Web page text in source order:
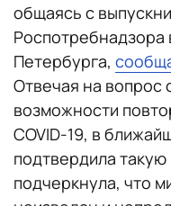
общаясь с
Петербурга,
Отвечая на вопрос
возможности
COVID-19, в
подтвердила
подчеркнула, что